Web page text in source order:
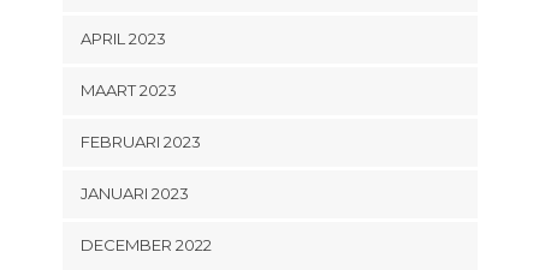
APRIL 2023
MAART 2023
FEBRUARI 2023
JANUARI 2023
DECEMBER 2022